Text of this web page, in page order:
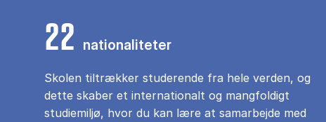
22 nationaliteter
Skolen tiltrækker studerende fra hele verden, og
dette skaber et internationalt og mangfoldigt
studiemiljø, hvor du kan lære at samarbejde med